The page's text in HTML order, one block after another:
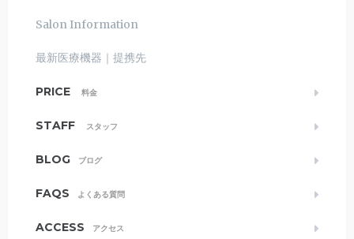
Salon Information
最新医療機器｜提携先
PRICE 料金
STAFF スタッフ
BLOG ブログ
FAQS よくある質問
ACCESS アクセス